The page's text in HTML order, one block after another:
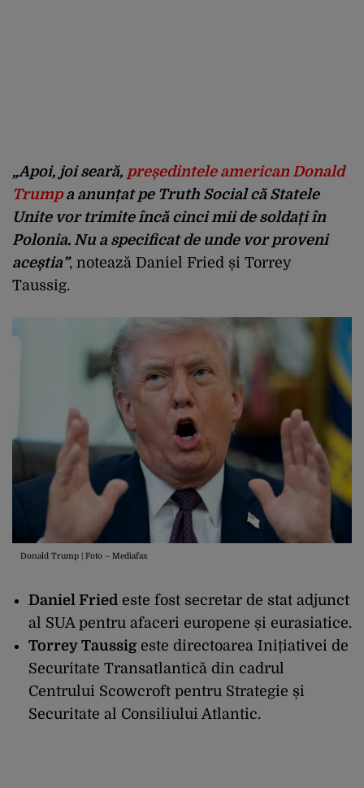
„Apoi, joi seară, președintele american Donald
Trumpa anunțat pe Truth Social că Statele
Unite vor trimite încă cinci mii de soldați în
Polonia. Nu a specificat de unde vor proveni
aceștia”, notează Daniel Fried și Torrey
Taussig.
Donald Trump | Foto – Mediafax
Daniel Fried este fost secretar de stat adjunct
al SUA pentru afaceri europene și eurasiatice.
Torrey Taussigeste directoarea Inițiativei de
Securitate Transatlantică din cadrul
Centrului Scowcroft pentru Strategie și
Securitate al Consiliului Atlantic.